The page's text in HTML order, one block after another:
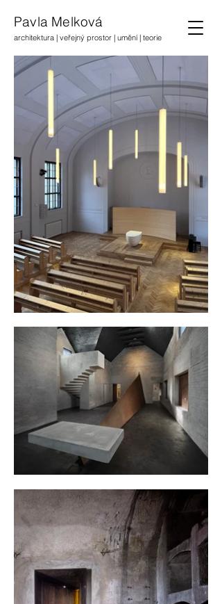
architektura | veřejný prostor | umění | teorie
Pavla Melková